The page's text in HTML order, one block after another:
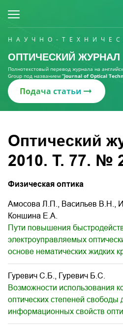
НАУЧНО-
ОПТИЧЕСКИЙ ЖУРНАЛ
Полнотекстовый перевод журнала на
Group под названием “Journal of Optical
Подача статьи
Оптический
2010. Т. 77. №
Физическая оптика
Амосова Л.П., Васильев В.Н.,
Коншина Е.А.
Пути повышения
электроуправляемых
основе нематических жидких
Гуревич С.Б., Гуревич Б.С.
Возможности использования
оптических степеней свободы
информационных свойств